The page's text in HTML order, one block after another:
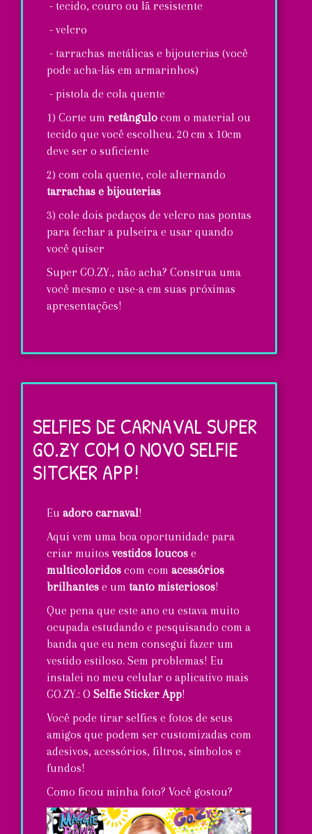
- tecido, couro ou lã resistente
- velcro
- tarrachas metálicas e bijouterias (você
pode acha-lás em armarinhos)
- pistola de cola quente
1) Corte um retângulo com o material ou
tecido que você escolheu. 20 cm x 10cm
deve ser o suficiente
2) com cola quente, cole alternando
tarrachas e bijouterias
3) cole dois pedaços de velcro nas pontas
para fechar a pulseira e usar quando
você quiser
Super GO.ZY., não acha? Construa uma
você mesmo e use-a em suas próximas
apresentações!
a
fazer
sua
própria
pulseira
Rock
GO.ZY.!
SELFIES DE CARNAVAL SUPER
GO.ZY COM O NOVO SELFIE
SITCKER APP!
Eu adoro carnaval!
Aqui vem uma boa oportunidade para
criar muitosvestidos loucos e
multicoloridos com com acessórios
brilhantes e um tanto misteriosos!
Que pena que este ano eu estava muito
ocupada estudando e pesquisando com a
banda que eu nem consegui fazer um
vestido estiloso. Sem problemas! Eu
instalei no meu celular o aplicativo mais
GO.ZY.: O Selfie Sticker App!
Você pode tirar selfies e fotos de seus
amigos que podem ser customizadas com
adesivos, acessórios, filtros, símbolos e
fundos!
Como ficou minha foto? Você gostou?